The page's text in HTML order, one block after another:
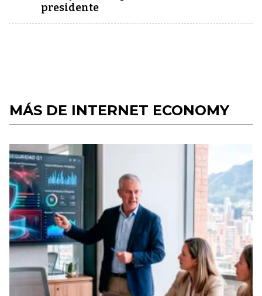
presidente
MÁS DE INTERNET ECONOMY